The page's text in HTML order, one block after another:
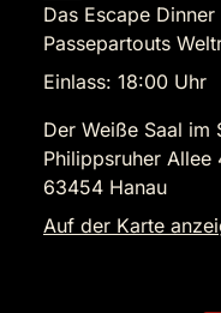
Das Escape
Passepartouts
Einlass: 18:00 Uhr
Der Weiße Saal im
Philippsruher Allee
63454 Hanau
Auf der Karte